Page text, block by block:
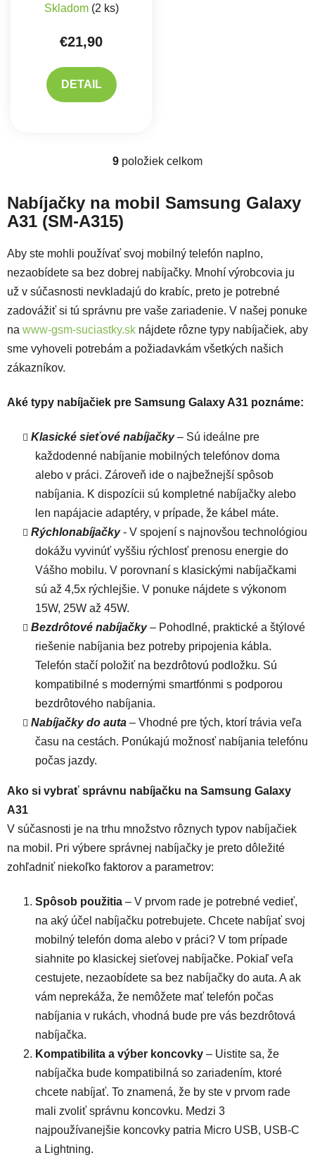
Skladom (2 ks)
€21,90
DETAIL
Ovládacie prvky výpisu
9 položiek celkom
Nabíjačky na mobil Samsung Galaxy
A31 (SM-A315)
Aby ste mohli používať svoj mobilný telefón naplno,
nezaobídete sa bez dobrej nabíjačky. Mnohí výrobcovia ju
už v súčasnosti nevkladajú do krabíc, preto je potrebné
zadovážiť si tú správnu pre vaše zariadenie. V našej ponuke
na www-gsm-suciastky.sk nájdete rôzne typy nabíjačiek, aby
sme vyhoveli potrebám a požiadavkám všetkých našich
zákazníkov.
Aké typy nabíjačiek pre Samsung Galaxy A31 poznáme:
Klasické sieťové nabíjačky– Sú ideálne pre
každodenné nabíjanie mobilných telefónov doma
alebo v práci. Zároveň ide o najbežnejší spôsob
nabíjania. K dispozícii sú kompletné nabíjačky alebo
len napájacie adaptéry, v prípade, že kábel máte.
Rýchlonabíjačky- V spojení s najnovšou technológiou
dokážu vyvinúť vyššiu rýchlosť prenosu energie do
Vášho mobilu. V porovnaní s klasickými nabíjačkami
sú až 4,5x rýchlejšie. V ponuke nájdete s výkonom
15W, 25W až 45W.
Bezdrôtové nabíjačky– Pohodlné, praktické a štýlové
riešenie nabíjania bez potreby pripojenia kábla.
Telefón stačí položiť na bezdrôtovú podložku. Sú
kompatibilné s modernými smartfónmi s podporou
bezdrôtového nabíjania.
Nabíjačky do auta – Vhodné pre tých, ktorí trávia veľa
času na cestách. Ponúkajú možnosť nabíjania telefónu
počas jazdy.
Ako si vybrať správnu nabíjačku na Samsung Galaxy
A31
V súčasnosti je na trhu množstvo rôznych typov nabíjačiek
na mobil. Pri výbere správnej nabíjačky je preto dôležité
zohľadniť niekoľko faktorov a parametrov:
Spôsob použitia – V prvom rade je potrebné vedieť,
na aký účel nabíjačku potrebujete. Chcete nabíjať svoj
mobilný telefón doma alebo v práci? V tom prípade
siahnite po klasickej sieťovej nabíjačke. Pokiaľ veľa
cestujete, nezaobídete sa bez nabíjačky do auta. A ak
vám neprekáža, že nemôžete mať telefón počas
nabíjania v rukách, vhodná bude pre vás bezdrôtová
nabíjačka.
Kompatibilita a výber koncovky – Uistite sa, že
nabíjačka bude kompatibilná so zariadením, ktoré
chcete nabíjať. To znamená, že by ste v prvom rade
mali zvoliť správnu koncovku. Medzi 3
najpoužívanejšie koncovky patria Micro USB, USB-C
a Lightning.